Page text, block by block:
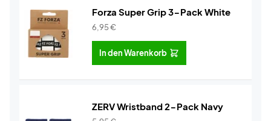
Forza Super Grip 3-Pack White
6,95€
In den Warenkorb
ZERV Wristband 2-Pack Navy